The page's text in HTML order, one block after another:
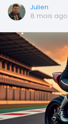
Julien
8 mois ago